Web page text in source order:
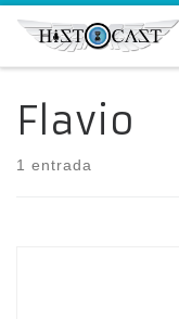
Saltar al contenido
Flavio
1 entrada